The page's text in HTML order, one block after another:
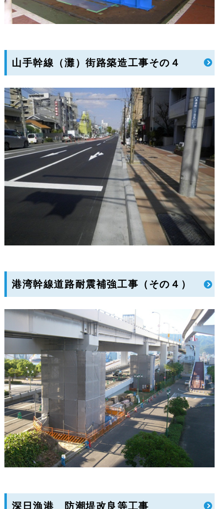
山手幹線（灘）街路築造工事その４
港湾幹線道路耐震補強工事（その４）
深日漁港 防潮堤改良等工事